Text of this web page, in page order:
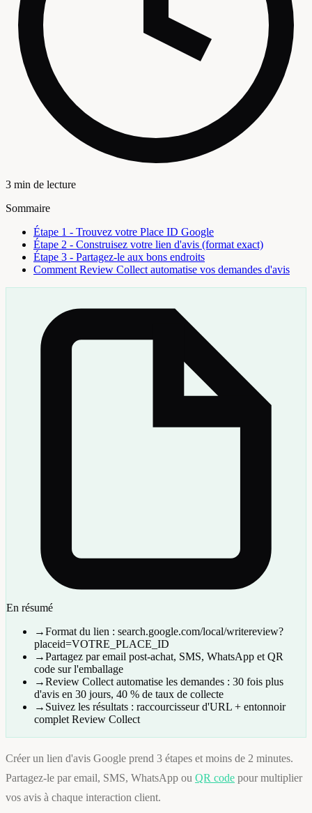
3 min de lecture
Sommaire
Étape 1 - Trouvez votre Place ID Google
Étape 2 - Construisez votre lien d'avis (format exact)
Étape 3 - Partagez-le aux bons endroits
Comment Review Collect automatise vos demandes d'avis
En résumé
→Format du lien : search.google.com/local/writereview?
placeid=VOTRE_PLACE_ID
→Partagez par email post-achat, SMS, WhatsApp et QR
code sur l'emballage
→Review Collect automatise les demandes : 30 fois plus
d'avis en 30 jours, 40 % de taux de collecte
→ Suivez les résultats : raccourcisseur d'URL + entonnoir
complet Review Collect
Créer un lien d'avis Google prend 3 étapes et moins de 2 minutes.
Partagez-le par email, SMS, WhatsApp ou QR code pour multiplier
vos avis à chaque interaction client.